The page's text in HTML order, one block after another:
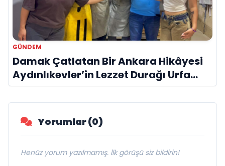
GÜNDEM
Damak Çatlatan Bir Ankara Hikâyesi
Aydınlıkevler’in Lezzet Durağı Urfa
Damak
Yorumlar (0)
Henüz yorum yazılmamış. İlk görüşü siz bildirin!